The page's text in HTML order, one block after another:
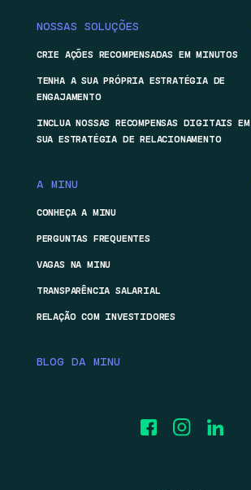
NOSSAS SOLUÇÕES
CRIE AÇÕES RECOMPENSADAS EM MINUTOS
TENHA A SUA PRÓPRIA ESTRATÉGIA DE
ENGAJAMENTO
INCLUA NOSSAS RECOMPENSAS DIGITAIS EM
SUA ESTRATÉGIA DE RELACIONAMENTO
A MINU
CONHEÇA A MINU
PERGUNTAS FREQUENTES
VAGAS NA MINU
TRANSPARÊNCIA SALARIAL
RELAÇÃO COM INVESTIDORES
BLOG DA MINU